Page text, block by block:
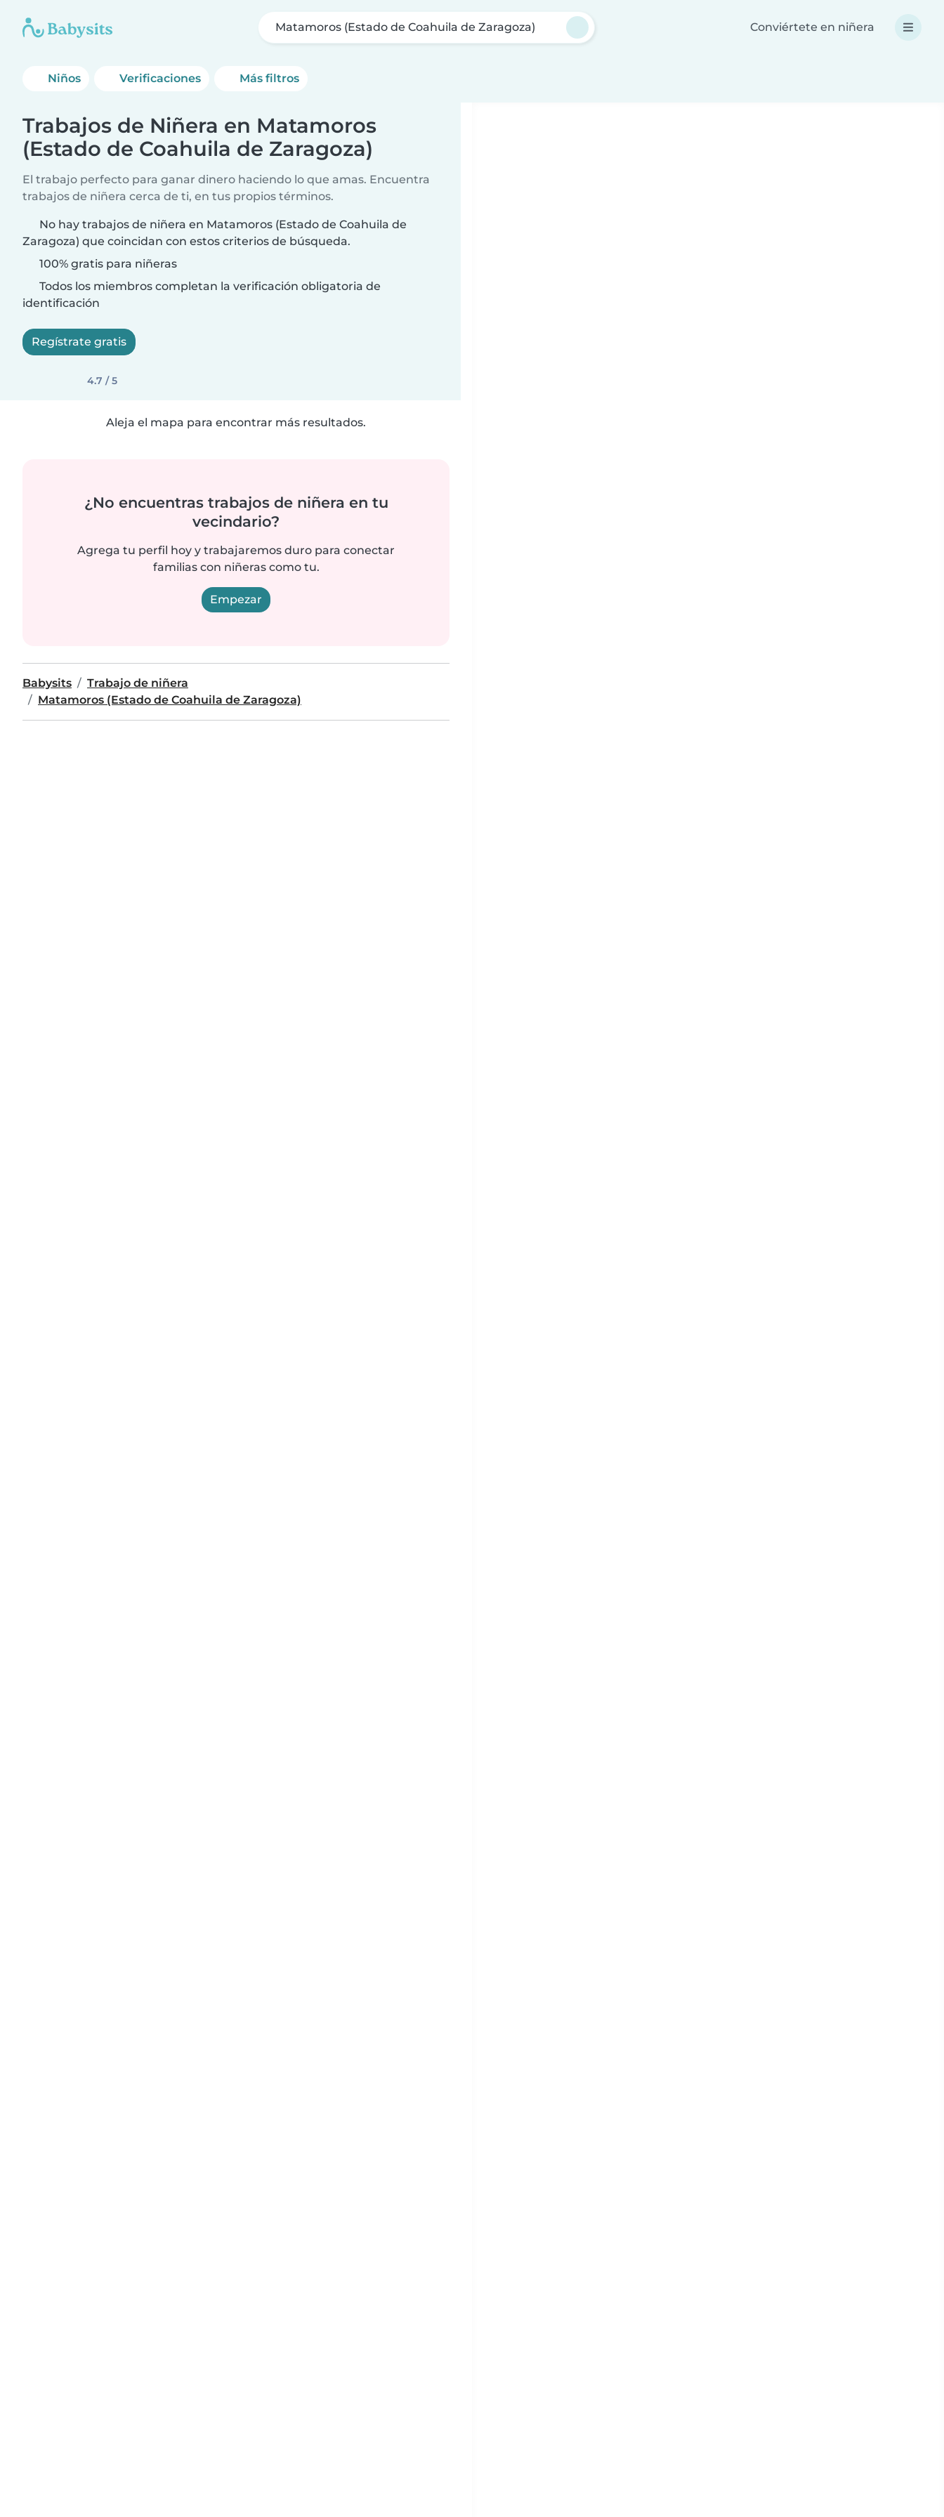
Matamoros (Estado de Coahuila de Zaragoza) Conviértete en niñera
Niños Verificaciones Más filtros
Trabajos de Niñera en Matamoros
(Estado de Coahuila de Zaragoza)
El trabajo perfecto para ganar dinero haciendo lo que amas. Encuentra
trabajos de niñera cerca de ti, en tus propios términos.
No hay trabajos de niñera en Matamoros (Estado de Coahuila de
Zaragoza) que coincidan con estos criterios de búsqueda.
100% gratis para niñeras
Todos los miembros completan la verificación obligatoria de
identificación
Regístrate gratis
4.7 / 5
Aleja el mapa para encontrar más resultados.
¿No encuentras trabajos de niñera en tu
vecindario?
Agrega tu perfil hoy y trabajaremos duro para conectar
familias con niñeras como tu.
Empezar
Babysits
Trabajo de niñera
Matamoros (Estado de Coahuila de Zaragoza)